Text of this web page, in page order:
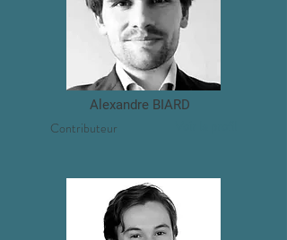
Alexandre BIARD
Contributeur